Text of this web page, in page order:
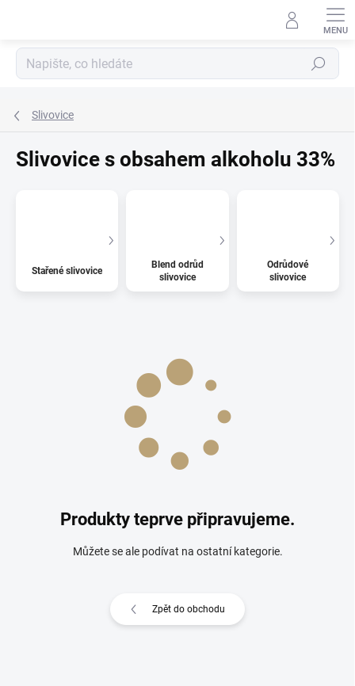
Hledat
Slivovice
Slivovice s obsahem alkoholu 33%
Stařené slivovice
Blend odrůd
slivovice
Odrůdové
slivovice
Produkty teprve připravujeme.
Můžete se ale podívat na ostatní kategorie.
Zpět do obchodu